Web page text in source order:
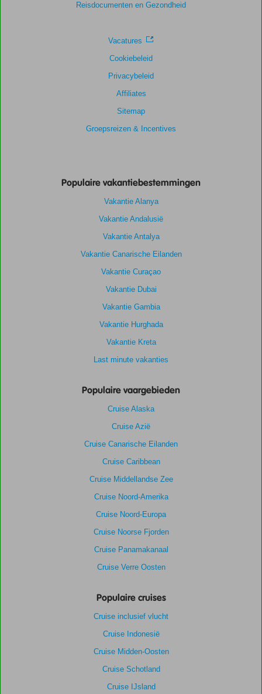
Reisdocumenten en Gezondheid
Vacatures
Cookiebeleid
Privacybeleid
Affiliates
Sitemap
Groepsreizen & Incentives
Populaire vakantiebestemmingen
Vakantie Alanya
Vakantie Andalusië
Vakantie Antalya
Vakantie Canarische Eilanden
Vakantie Curaçao
Vakantie Dubai
Vakantie Gambia
Vakantie Hurghada
Vakantie Kreta
Last minute vakanties
Populaire vaargebieden
Cruise Alaska
Cruise Azië
Cruise Canarische Eilanden
Cruise Caribbean
Cruise Middellandse Zee
Cruise Noord-Amerika
Cruise Noord-Europa
Cruise Noorse Fjorden
Cruise Panamakanaal
Cruise Verre Oosten
Populaire cruises
Cruise inclusief vlucht
Cruise Indonesië
Cruise Midden-Oosten
Cruise Schotland
Cruise IJsland